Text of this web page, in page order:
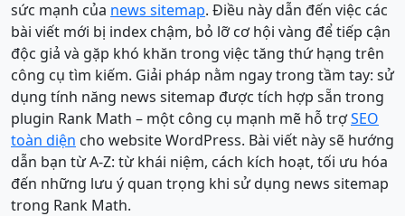
sức mạnh của news sitemap. Điều này dẫn đến việc các
bài viết mới bị index chậm, bỏ lỡ cơ hội vàng để tiếp cận
độc giả và gặp khó khăn trong việc tăng thứ hạng trên
công cụ tìm kiếm. Giải pháp nằm ngay trong tầm tay: sử
dụng tính năng news sitemap được tích hợp sẵn trong
plugin Rank Math – một công cụ mạnh mẽ hỗ trợSEO
toàn diện cho website WordPress. Bài viết này sẽ hướng
dẫn bạn từ A-Z: từ khái niệm, cách kích hoạt, tối ưu hóa
đến những lưu ý quan trọng khi sử dụng news sitemap
trong Rank Math.